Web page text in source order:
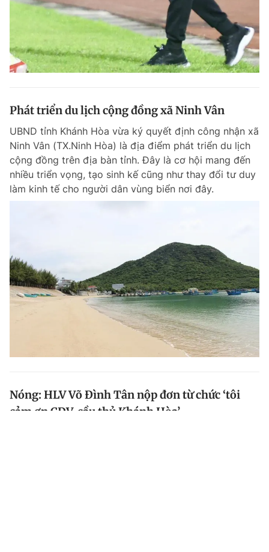
Phát triển du lịch cộng đồng xã Ninh Vân
UBND tỉnh Khánh Hòa vừa ký quyết định công nhận xã
Ninh Vân (TX.Ninh Hòa) là địa điểm phát triển du lịch
cộng đồng trên địa bàn tỉnh. Đây là cơ hội mang đến
nhiều triển vọng, tạo sinh kế cũng như thay đổi tư duy
làm kinh tế cho người dân vùng biển nơi đây.
Nóng: HLV Võ Đình Tân nộp đơn từ chức ‘tôi
cảm ơn CĐV, cầu thủ Khánh Hòa’